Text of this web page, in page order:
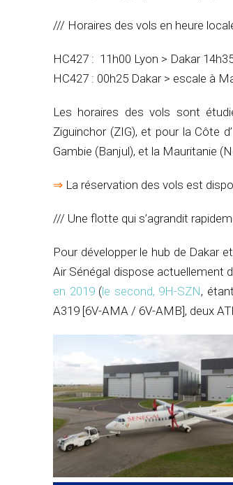
/// Horaires des vols en heure
HC427 : 11h00 Lyon > Dakar
HC427 : 00h25 Dakar > escale à
Les horaires des vols sont
Ziguinchor (ZIG), et pour la Côte
Gambie (Banjul), et la Mauritanie
⇒ La réservation des vols est
/// Une flotte qui s’agrandit
Pour développer le hub de Dakar
Air Sénégal dispose actuellement
en 2019(le second, 9H-SZN,
A319 [6V-AMA / 6V-AMB], deux